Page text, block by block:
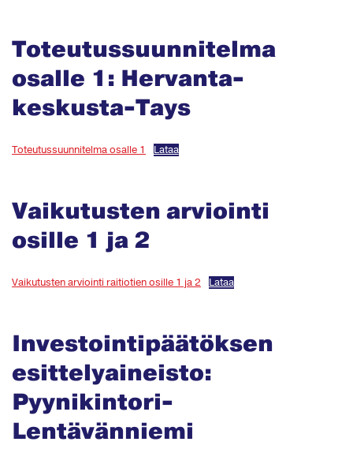
Toteutussuunnitelma
osalle 1: Hervanta-
keskusta-Tays
Toteutussuunnitelma osalle 1 Lataa
Vaikutusten arviointi
osille 1 ja 2
Vaikutusten arviointi raitiotien osille 1 ja 2 Lataa
Investointipäätöksen
esittelyaineisto:
Pyynikintori-
Lentävänniemi